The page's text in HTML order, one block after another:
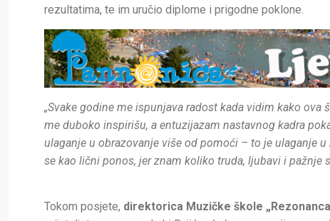
rezultatima, te im uručio diplome i prigodne poklone.
„Svake godine me ispunjava radost kada vidim kako
me duboko inspirišu, a entuzijazam nastavnog kadra
ulaganje u obrazovanje više od pomoći – to je ulaganje
se kao lični ponos, jer znam koliko truda, ljubavi i pažnje
Tokom posjete, direktorica Muzičke škole